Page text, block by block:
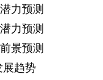
力预测
力预测
景预测
展趋势